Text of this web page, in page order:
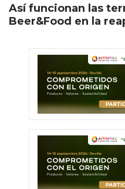
Así funcionan las
Beer&Food en la